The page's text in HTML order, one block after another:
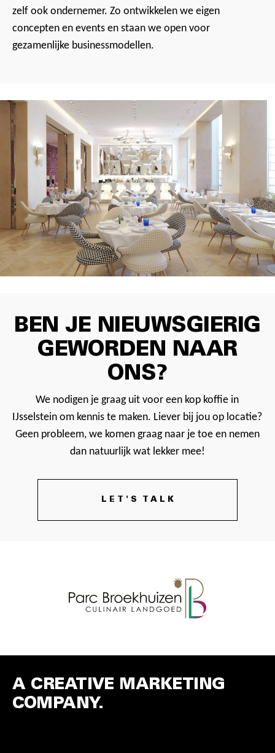
zelf ook ondernemer. Zo ontwikkelen we eigen
concepten en events en staan we open voor
gezamenlijke businessmodellen.
BEN JE NIEUWSGIERIG
GEWORDEN NAAR
ONS?
We nodigen je graag uit voor een kop koffie in
IJsselstein om kennis te maken. Liever bij jou op locatie?
Geen probleem, we komen graag naar je toe en nemen
dan natuurlijk wat lekker mee!
LET'S TALK
A CREATIVE MARKETING
COMPANY.